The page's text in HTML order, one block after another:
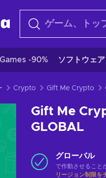
Games -90% ソフトウェア
Crypto Gift Me Crypto
Gift Me
GLOBAL
グローバル
で作動させること
リージョン制限を